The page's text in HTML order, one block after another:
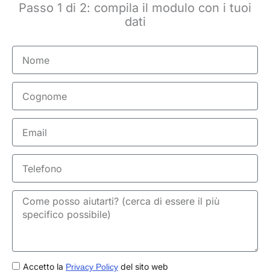
Passo 1 di 2: compila il modulo con i tuoi
dati
Nome
Cognome
Email
Telefono
GDPRAccetto la Privacy Policy del sito web